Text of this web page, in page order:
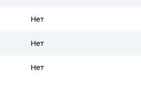
Нет
Нет
Нет